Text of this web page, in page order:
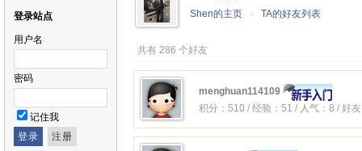
登录站点
用户名
密码
记住我
Shen的主页 » TA的好友列表
共有 286 个好友
menghuan114109
积分：510 / 经验：51 / 人气：8 / 好